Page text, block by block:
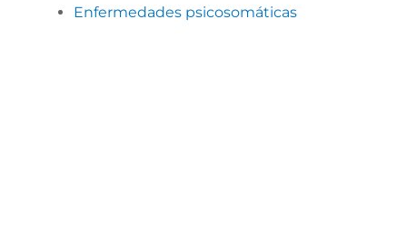
Enfermedades psicosomáticas